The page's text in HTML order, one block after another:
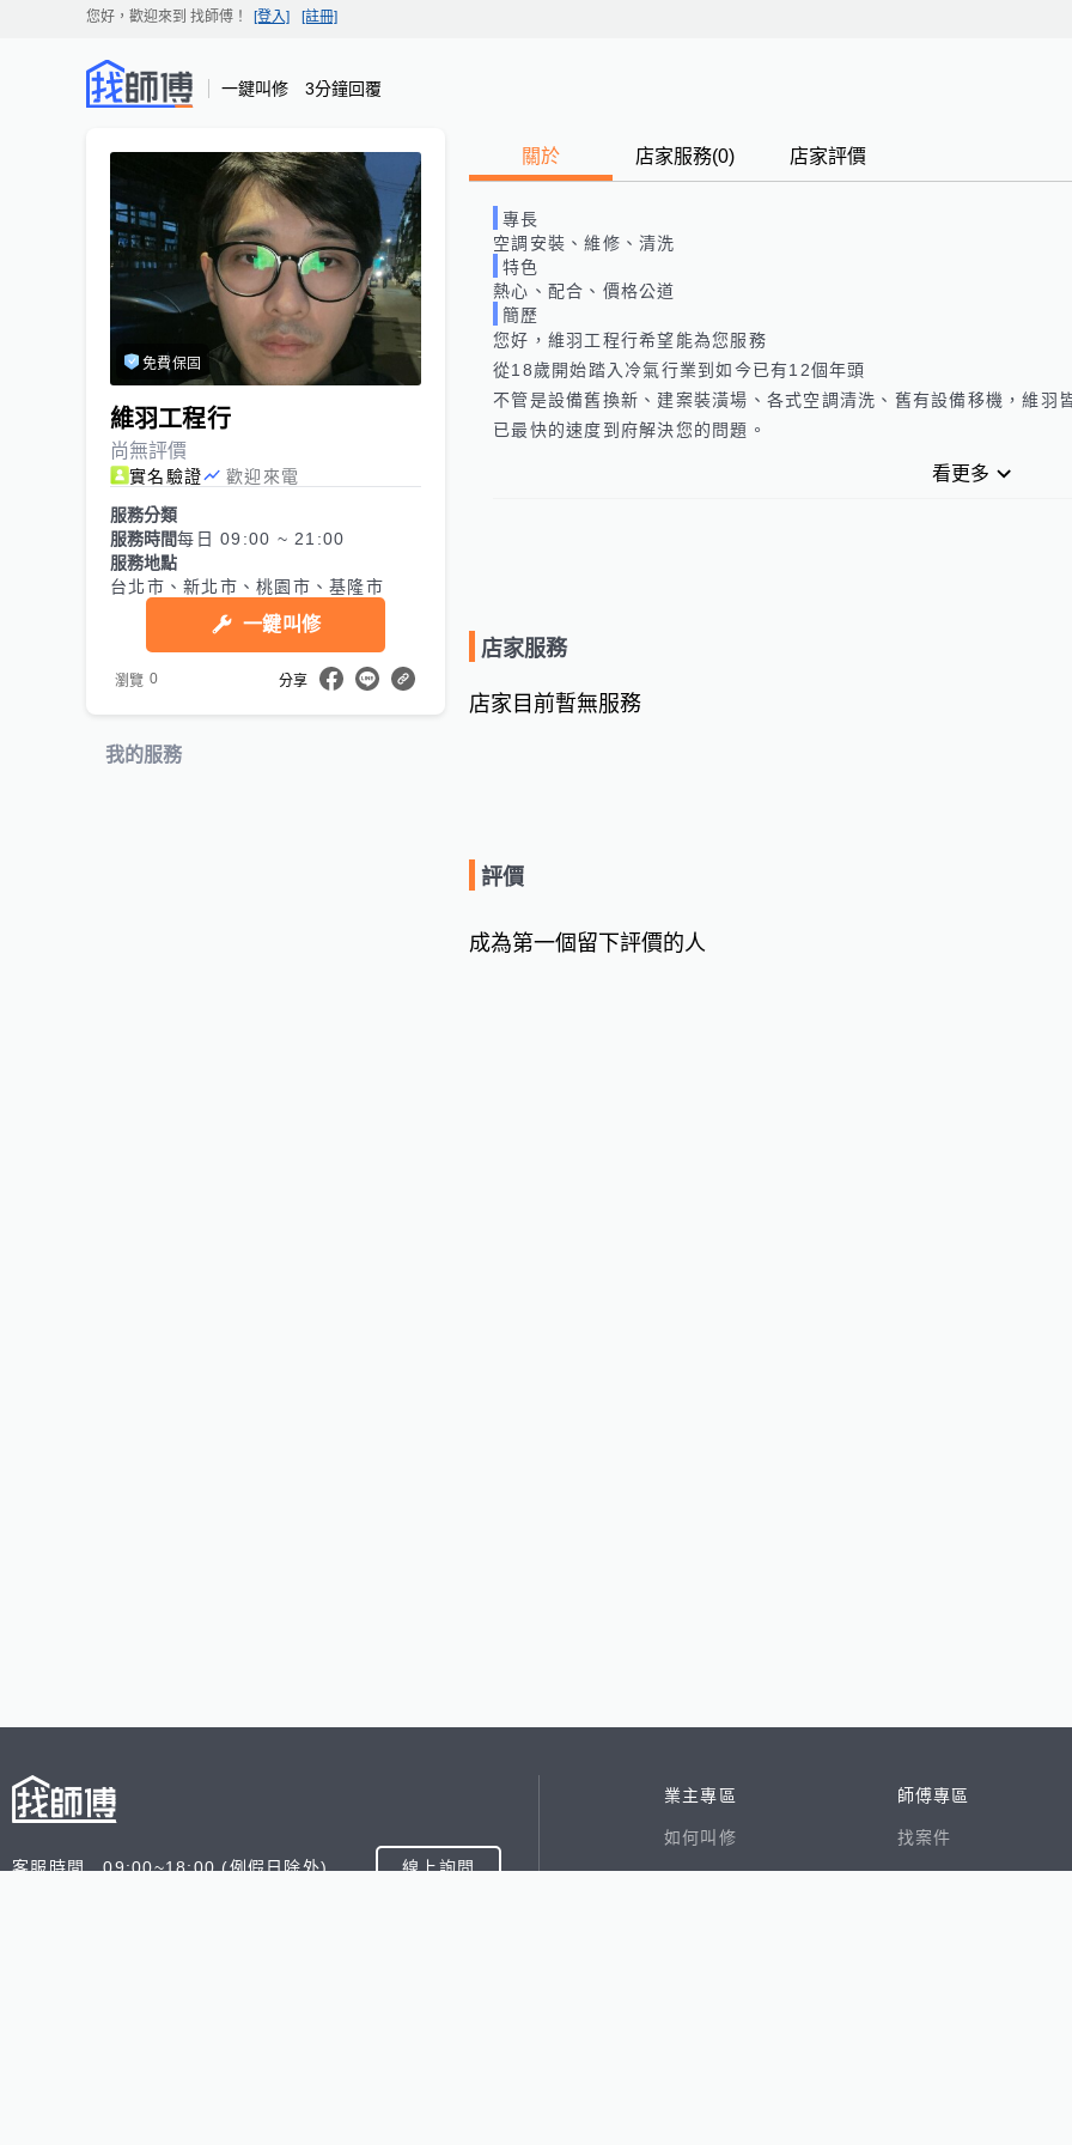
您好，歡迎來到 找師傅 ！ [登入] [註冊]
一鍵叫修 3分鐘回覆
免費保固
維羽工程行
尚無評價
實名驗證
歡迎來電
服務分類
服務時間每日 09:00 ~ 21:00
服務地點
台北市、新北市、桃園市、基隆市
一鍵叫修
瀏覽 0 分享
我的服務
關於 店家服務(0) 店家評價
專長
空調安裝、維修、清洗
特色
熱心、配合、價格公道
簡歷
您好，維羽工程行希望能為您服務
從18歲開始踏入冷氣行業到如今已有12個年頭
不管是設備舊換新、建案裝潢場、各式空調清洗、舊有設備移機，維羽
已最快的速度到府解決您的問題。
看更多
店家服務
店家目前暫無服務
評價
成為第一個留下評價的人
客服時間 09:00~18:00 (例假日除外) 線上詢問
業主專區
如何叫修
師傅專區
找案件